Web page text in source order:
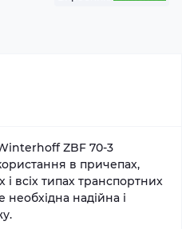
ZBF 70-3
в причепах,
і всіх типах транспортних
необхідна надійна і